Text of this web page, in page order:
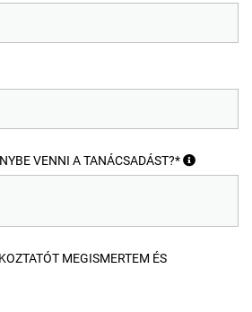
VENNI A TANÁCSADÁST?*
MEGISMERTEM ÉS